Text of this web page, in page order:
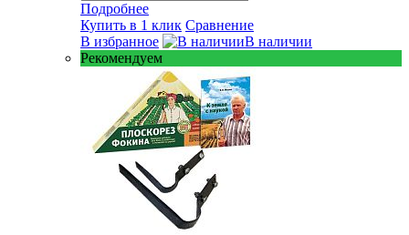
Подробнее
Купить в 1 клик Сравнение
В избранное
В наличии
Рекомендуем